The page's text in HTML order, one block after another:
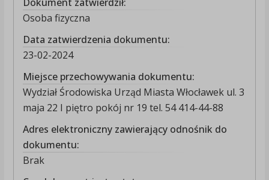
Osoba fizyczna
Data zatwierdzenia dokumentu:
23-02-2024
Miejsce przechowywania dokumentu:
Wydział Środowiska Urząd Miasta Włocławek ul. 3
maja 22 I piętro pokój nr 19 tel. 54 414-44-88
Adres elektroniczny zawierający odnośnik do
dokumentu:
Brak